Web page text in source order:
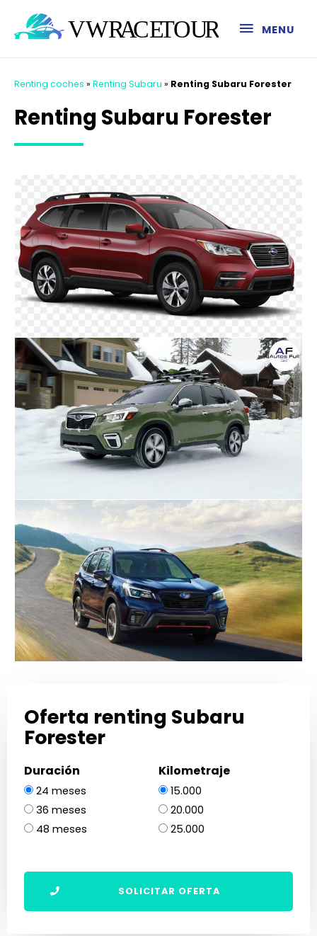
MENU
Renting coches » Renting Subaru » Renting Subaru Forester
Renting Subaru Forester
Oferta renting Subaru
Forester
Duración
24 meses
36 meses
48 meses
Kilometraje
15.000
20.000
25.000
SOLICITAR OFERTA